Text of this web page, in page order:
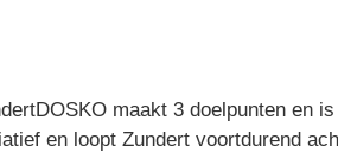
maakt 3 doelpunten en
en loopt Zundert voortdurend